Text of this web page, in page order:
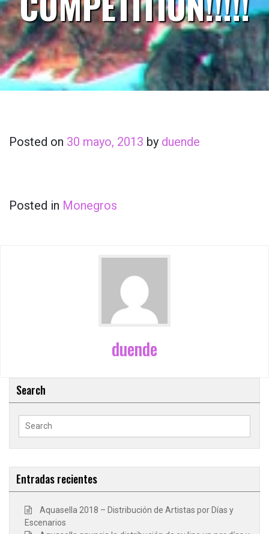
Posted on 30 mayo, 2013 by duende
Posted in Monegros
duende
Search
Search
Entradas recientes
Aquasella 2018 – Distribución de Artistas por Días y
Escenarios